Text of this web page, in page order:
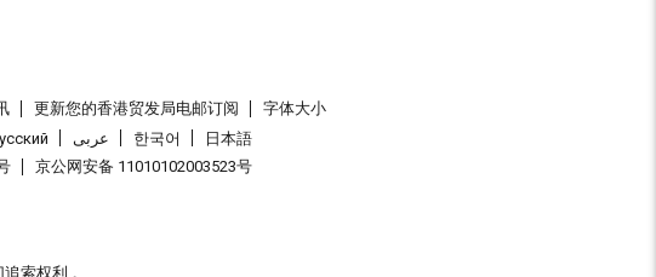
更新您的香港贸发局电邮订阅
字体大小
عربى 한국어
日本語
京公网安备 11010102003523号
索权利 。